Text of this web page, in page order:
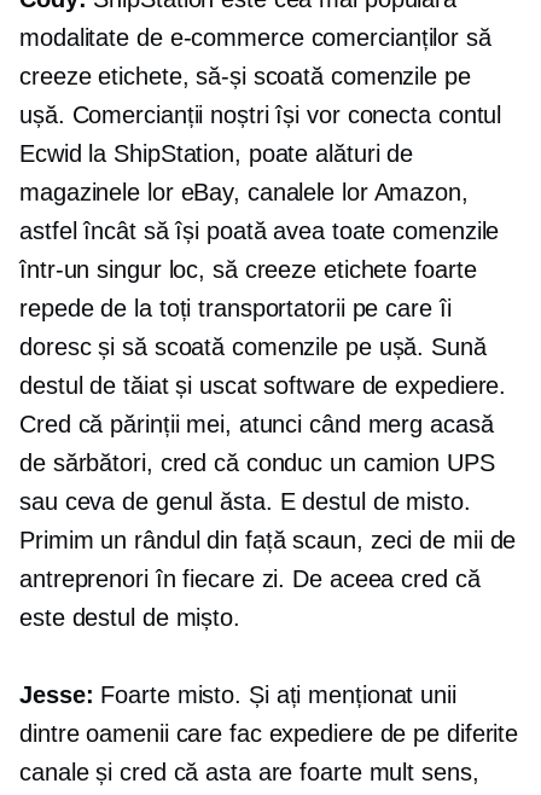
modalitate de e-commercecomercianților să
creeze etichete, să-și scoată comenzile pe
ușă. Comercianții noștri își vor conecta contul
Ecwid la ShipStation, poate alături de
magazinele lor eBay, canalele lor Amazon,
astfel încât să își poată avea toate comenzile
într-un singur loc, să creeze etichete foarte
repede de la toți transportatorii pe care îi
doresc și să scoată comenzile pe ușă. Sună
destul de tăiat și uscat software de expediere.
Cred că părinții mei, atunci când merg acasă
de sărbători, cred că conduc un camion UPS
sau ceva de genul ăsta. E destul de misto.
Primim un rândul din fațăscaun, zeci de mii de
antreprenori în fiecare zi. De aceea cred că
este destul de mișto.
Jesse: Foarte misto. Și ați menționat unii
dintre oamenii care fac expediere de pe diferite
canale și cred că asta are foarte mult sens,